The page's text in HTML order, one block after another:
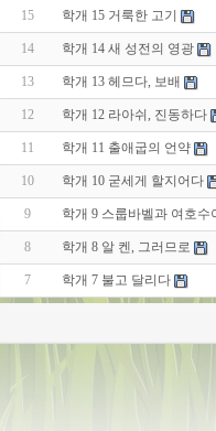
15 학개 15 거룩한 고기
14 학개 14 새 성전의 영광
13 학개 13 헤므다, 보배
12 학개 12 라아쉬, 진동하다
11 학개 11 출애굽의 언약
10 학개 10 굳세게 할지어다
9 학개 9 스룹바벨과 여호수
8 학개 8 알 켄, 그러므로
7 학개 7 불고 달리다